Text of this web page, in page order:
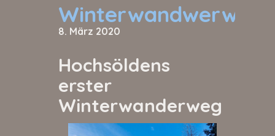
Winterwandwerweg
8. März 2020
Hochsöldens
erster
Winterwanderweg